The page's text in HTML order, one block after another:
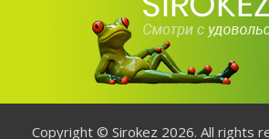
Copyright © Sirokez 2026. All rights